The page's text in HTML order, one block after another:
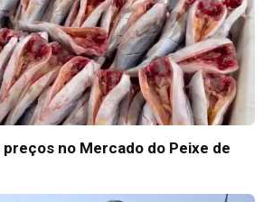
no Mercado do Peixe de